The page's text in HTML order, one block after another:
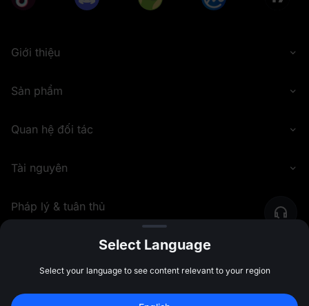
Giới thiệu
Sản phẩm
Quan hệ đối tác
Tài nguyên
Pháp lý & tuân thủ
©2026 MEXC.COM
Đăng ký để nhận 10,000 USDT tiền
Select Language
Select your language to see content relevant to your region